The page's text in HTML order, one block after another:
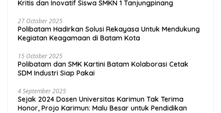
Kritis dan Inovatif Siswa SMKN 1 Tanjungpinang
27 October 2025
Polibatam Hadirkan Solusi Rekayasa Untuk Mendukung
Kegiatan Keagamaan di Batam Kota
15 October 2025
Polibatam dan SMK Kartini Batam Kolaborasi Cetak
SDM Industri Siap Pakai
4 September 2025
Sejak 2024 Dosen Universitas Karimun Tak Terima
Honor, Projo Karimun: Malu Besar untuk Pendidikan